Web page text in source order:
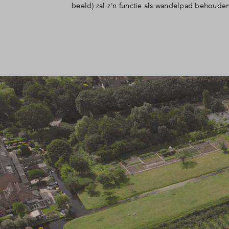
beeld) zal z'n functie als wandelpad